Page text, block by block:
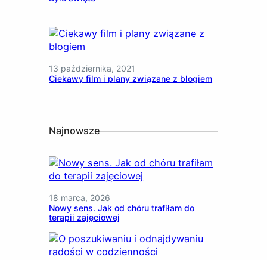
13 października, 2021
Ciekawy film i plany związane z blogiem
Najnowsze
18 marca, 2026
Nowy sens. Jak od chóru trafiłam do
terapii zajęciowej